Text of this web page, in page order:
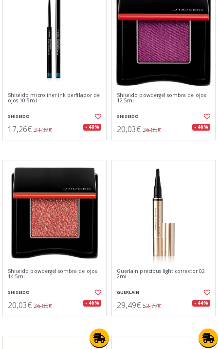
Shiseido microliner ink perfilador de
ojos 10 5ml
SHISEIDO
17,26€ 33,32€ - 48%
Shiseido powdergel sombra de ojos
12 5ml
SHISEIDO
20,03€ 36,85€ - 46%
Shiseido powdergel sombra de ojos
14 5ml
SHISEIDO
20,03€ 36,85€ - 46%
Guerlain precious light corrector 02
2ml
GUERLAIN
29,49€ 52,77€ - 44%